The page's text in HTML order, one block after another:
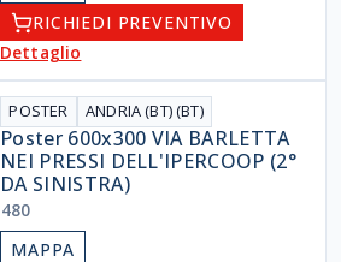
RICHIEDI PREVENTIVO
Dettaglio
POSTER ANDRIA (BT) (BT)
Poster 600x300 VIA BARLETTA
NEI PRESSI DELL'IPERCOOP (2°
DA SINISTRA)
480
MAPPA